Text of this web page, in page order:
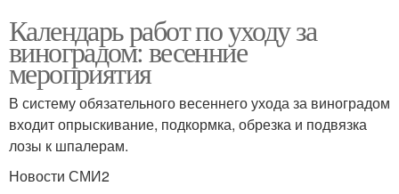
Календарь работ по уходу за
виноградом: весенние
мероприятия
В систему обязательного весеннего ухода за виноградом
входит опрыскивание, подкормка, обрезка и подвязка
лозы к шпалерам.
Новости СМИ2